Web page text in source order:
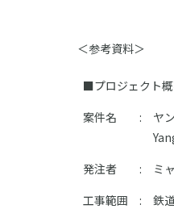
＜参考資料＞
■プロジェクト
案件名
:
ヤ
発注者
:
ミ
工事範囲
:
鉄